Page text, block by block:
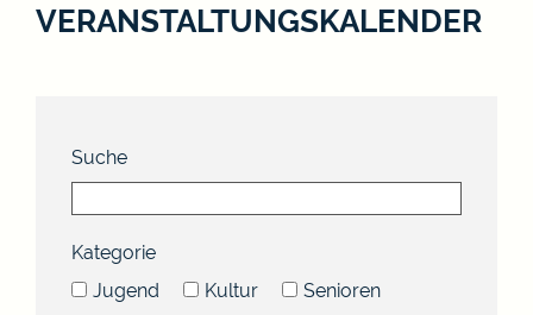
VERANSTALTUNGSKALENDER
Suche
Kategorie
Jugend
Kultur
Senioren